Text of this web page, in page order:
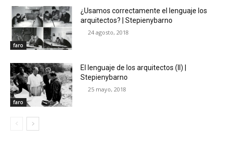
faro
¿Usamos correctamente el lenguaje los
arquitectos? | Stepienybarno
24 agosto, 2018
faro
El lenguaje de los arquitectos (II) |
Stepienybarno
25 mayo, 2018